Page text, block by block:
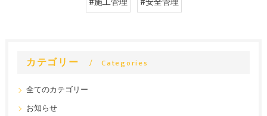
カテゴリー Categories
全てのカテゴリー
お知らせ